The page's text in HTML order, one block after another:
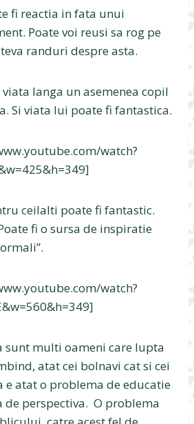
fi reactia in fata unui
Poate voi reusi sa rog pe
randuri despre asta.
langa un asemenea copil
Si viata lui poate fi fantastica.
watch?
ceilalti poate fi fantastic.
fi o sursa de inspiratie
watch?
sunt multi oameni care lupta
atat cei bolnavi cat si cei
e atat o problema de educatie
de perspectiva. O problema